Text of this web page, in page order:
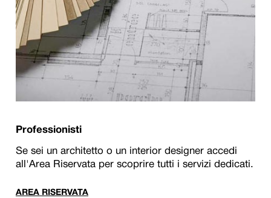
Professionisti
Se sei un architetto o un interior designer accedi
all'Area Riservata per scoprire tutti i servizi dedicati.
AREA RISERVATA